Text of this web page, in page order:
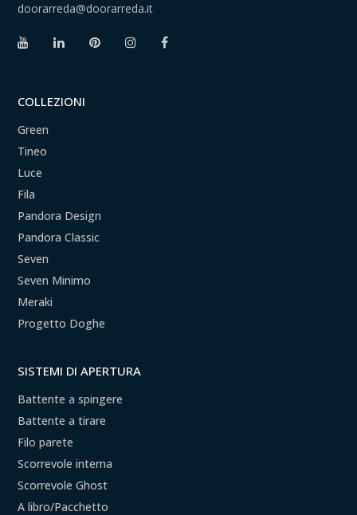
doorarreda@doorarreda.it
COLLEZIONI
Green
Tineo
Luce
Fila
Pandora Design
Pandora Classic
Seven
Seven Minimo
Meraki
Progetto Doghe
SISTEMI DI APERTURA
Battente a spingere
Battente a tirare
Filo parete
Scorrevole interna
Scorrevole Ghost
A libro/Pacchetto